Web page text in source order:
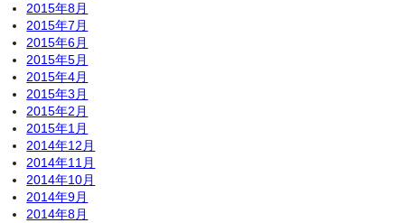
2015年8月
2015年7月
2015年6月
2015年5月
2015年4月
2015年3月
2015年2月
2015年1月
2014年12月
2014年11月
2014年10月
2014年9月
2014年8月